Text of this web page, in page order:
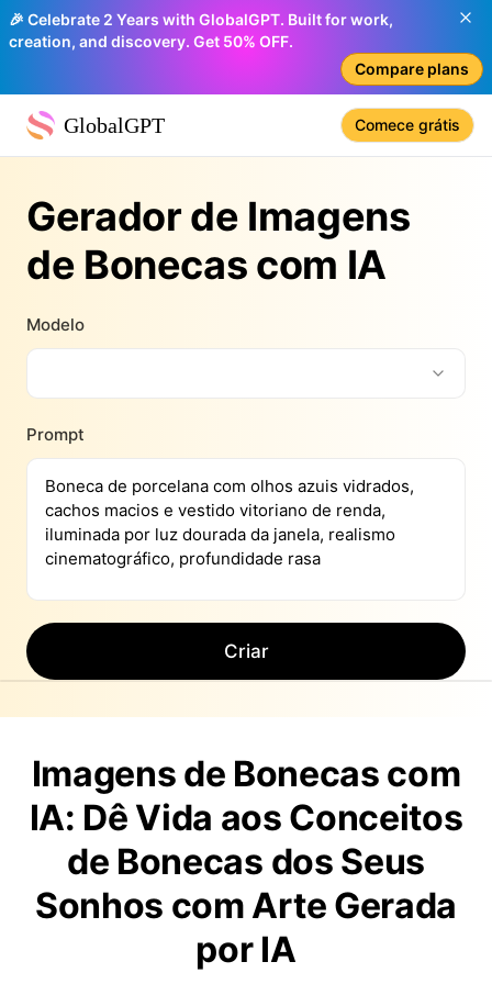
🎉 Celebrate 2 Years with GlobalGPT. Built for work,
creation, and discovery. Get 50% OFF.
Compare plans
GlobalGPT Comece grátis
Gerador de Imagens
de Bonecas com IA
Modelo
Prompt
Criar
Imagens de Bonecas com
IA: Dê Vida aos Conceitos
de Bonecas dos Seus
Sonhos com Arte Gerada
por IA